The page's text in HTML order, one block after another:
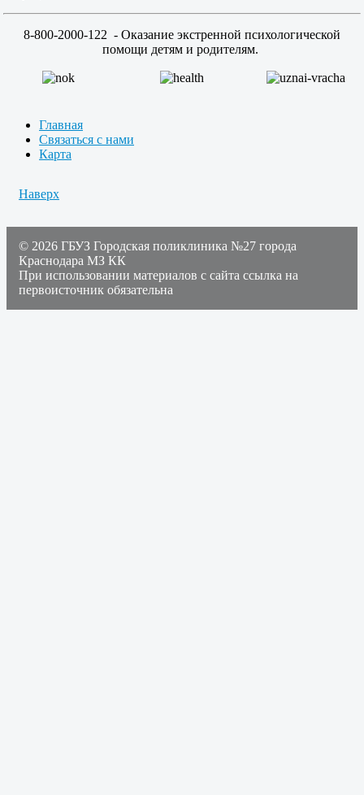
8-800-2000-122 - Оказание экстренной психологической
помощи детям и родителям.
Главная
Связаться с нами
Карта
Наверх
© 2026 ГБУЗ Городская поликлиника №27 города
Краснодара МЗ КК
При использовании материалов с сайта ссылка на
первоисточник обязательна